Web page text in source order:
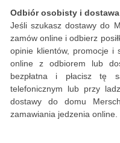
Odbiór osobisty i
Jeśli szukasz dostawy do
zamów online i odbierz
opinie klientów, promocje i
online z odbiorem lub
bezpłatna i płacisz tę
telefonicznym lub przy
dostawy do domu
zamawiania jedzenia online.